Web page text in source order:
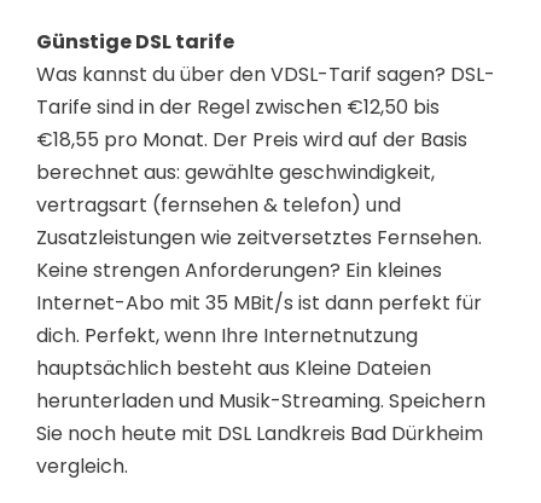
Günstige DSL tarife
Was kannst du über den VDSL-Tarif sagen? DSL-
Tarife sind in der Regel zwischen €12,50 bis
€18,55 pro Monat. Der Preis wird auf der Basis
berechnet aus: gewählte geschwindigkeit,
vertragsart (fernsehen & telefon) und
Zusatzleistungen wie zeitversetztes Fernsehen.
Keine strengen Anforderungen? Ein kleines
Internet-Abo mit 35 MBit/s ist dann perfekt für
dich. Perfekt, wenn Ihre Internetnutzung
hauptsächlich besteht aus Kleine Dateien
herunterladen und Musik-Streaming. Speichern
Sie noch heute mit DSL Landkreis Bad Dürkheim
vergleich.